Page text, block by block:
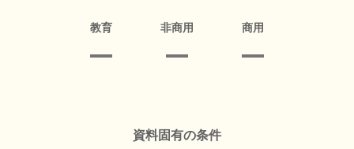
教育 非商用 商用
資料固有の条件